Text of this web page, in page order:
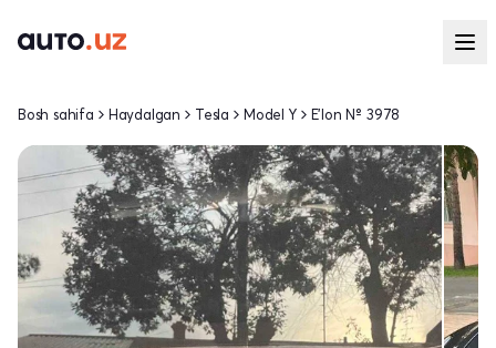
Bosh sahifa Haydalgan Tesla Model Y E'lon № 3978